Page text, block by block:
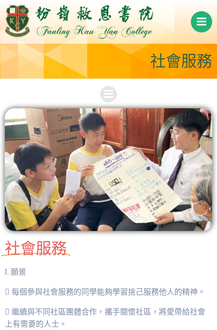
Skip
to
content
社會服務
社會服務
1. 願景
 每個參與社會服務的同學能夠學習捨己服務他人的精神。
 繼續與不同社區團體合作，攜手關懷社區，將愛帶給社會
上有需要的人士。